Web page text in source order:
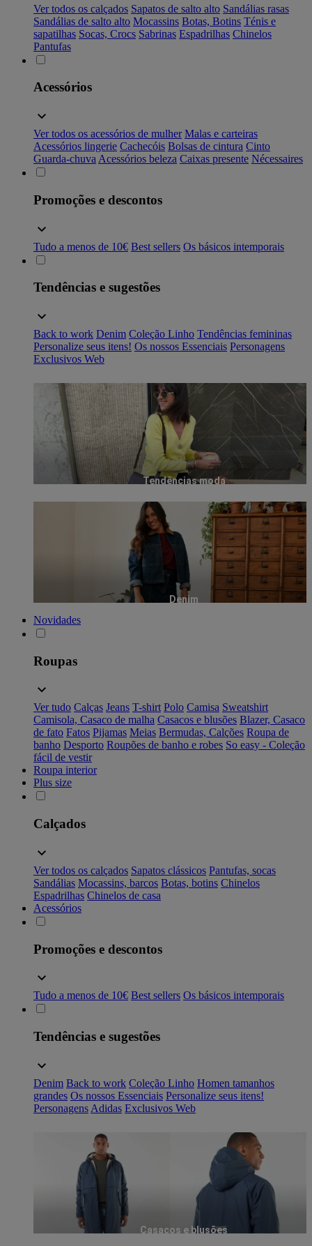
Ver todos os calçados Sapatos de salto alto Sandálias rasas
Sandálias de salto alto Mocassins Botas, Botins Ténis e
sapatilhas Socas, Crocs Sabrinas Espadrilhas Chinelos
Pantufas
Acessórios
Ver todos os acessórios de mulher Malas e carteiras
Acessórios lingerie Cachecóis Bolsas de cintura Cinto
Guarda-chuva Acessórios beleza Caixas presente Nécessaires
Promoções e descontos
Tudo a menos de 10€ Best sellers Os básicos intemporais
Tendências e sugestões
Back to work Denim Coleção Linho Tendências femininas
Personalize seus itens! Os nossos Essenciais Personagens
Exclusivos Web
Tendências moda
Denim
Novidades
Roupas
Ver tudo Calças Jeans T-shirt Polo Camisa Sweatshirt
Camisola, Casaco de malha Casacos e blusões Blazer, Casaco
de fato Fatos Pijamas Meias Bermudas, Calções Roupa de
banho Desporto Roupões de banho e robes So easy - Coleção
fácil de vestir
Roupa interior
Plus size
Calçados
Ver todos os calçados Sapatos clássicos Pantufas, socas
Sandálias Mocassins, barcos Botas, botins Chinelos
Espadrilhas Chinelos de casa
Acessórios
Promoções e descontos
Tudo a menos de 10€ Best sellers Os básicos intemporais
Tendências e sugestões
Denim Back to work Coleção Linho Homen tamanhos
grandes Os nossos Essenciais Personalize seus itens!
Personagens Adidas Exclusivos Web
Casacos e blusões